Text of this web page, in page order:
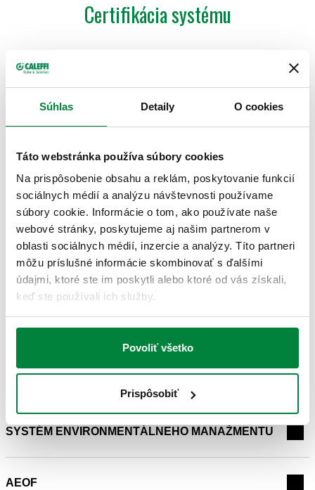
Súhlas Detaily O cookies
Táto webstránka používa súbory cookies
Na prispôsobenie obsahu a reklám, poskytovanie funkcií
sociálnych médií a analýzu návštevnosti používame
súbory cookie. Informácie o tom, ako používate naše
webové stránky, poskytujeme aj našim partnerom v
oblasti sociálnych médií, inzercie a analýzy. Títo partneri
môžu príslušné informácie skombinovať s ďalšími
údajmi, ktoré ste im poskytli alebo ktoré od vás získali,
keď ste používali ich služby.
Povoliť všetko
Prispôsobiť
Certifikácia systému
Začiatok tejto dlhej cesty bol pred dvadsiatimi rokmi, keď
manažment kvality firmy prvý krát dostal certifikát a ďalšie
produkty boli taktiež certifikované.
V súčasnej dobe, zdravie v povolaní a bezpečnosť dostali
interný cieľ firmy je dosiahnuť certifikát v oblasti energetiky a
Certifikáty systému kvality získané doteraz sú
osvedčené ICIM, BSIa IQNET certifikáty pre systém
riadenia kvality,AEOFcertifikáty za vývoz tovaru aICIM
IQNET 14001certifikáty za systém environmentálneho
Hĺbkové štúdie
SYSTÉM ENVIRONMENTÁLNEHO MANAŽMENTU
AEOF